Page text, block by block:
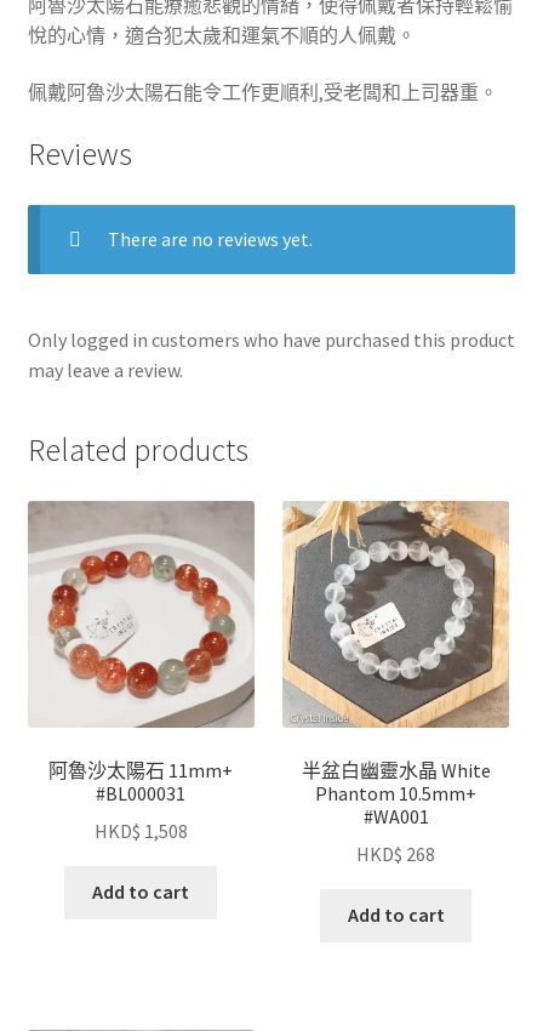
悅的心情，適合犯太歲和運氣不順的人佩戴。
佩戴阿魯沙太陽石能令工作更順利,受老闆和上司器重 。
Reviews
There are no reviews yet.
Only logged in customers who have purchased this product
may leave a review.
Related products
阿魯沙太陽石 11mm+
#BL000031
HKD$ 1,508
Add to cart
半盆白幽靈水晶 White
Phantom 10.5mm+
#WA001
HKD$ 268
Add to cart